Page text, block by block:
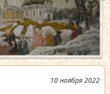
10 ноября 2022